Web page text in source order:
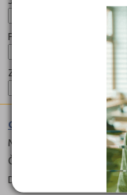
Forma:
Zaměření:
Gymnázium (7941K41)
Maturitní
Čeština
Denní, Dálkové